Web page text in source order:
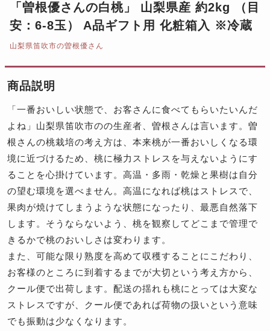
「曽根優さんの白桃」 山梨県産 約2kg （目
安：6-8玉） A品ギフト用 化粧箱入 ※冷蔵
山梨県笛吹市の曽根優さん
商品説明
「一番おいしい状態で、お客さんに食べてもらいたいんだ
よね」山梨県笛吹市のの生産者、曽根さんは言います。曽
根さんの桃栽培の考え方は、本来桃が一番おいしくなる環
境に近づけるため、桃に極力ストレスを与えないようにす
ることを心掛けています。高温・多雨・乾燥と果樹は自分
の望む環境を選べません。高温になれば桃はストレスで、
果肉が焼けてしまうような状態になったり、最悪自然落下
します。そうならないよう、桃を観察してどこまで管理で
きるかで桃のおいしさは変わります。
また、可能な限り熟度を高めて収穫することにこだわり、
お客様のところに到着するまでが大切という考え方から、
クール便で出荷します。配送の揺れも桃にとっては大変な
ストレスですが、クール便であれば荷物の扱いという意味
でも振動は少なくなります。